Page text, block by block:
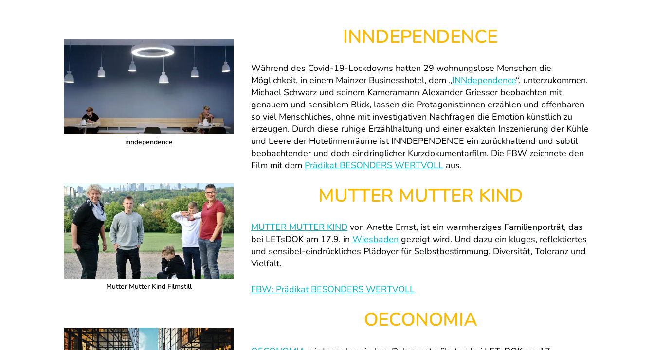
inndependence
Mutter Mutter Kind Filmstill
INNDEPENDENCE
Während des Covid-19-Lockdowns hatten 29 wohnungslose Menschen die
Möglichkeit, in einem Mainzer Businesshotel, dem „INNdependence“, unterzukommen.
Michael Schwarz und seinem Kameramann Alexander Griesser beobachten mit
genauem und sensiblem Blick, lassen die Protagonist:innen erzählen und offenbaren
so viel Menschliches, ohne mit investigativen Nachfragen die Emotion künstlich zu
erzeugen. Durch diese ruhige Erzählhaltung und einer exakten Inszenierung der Kühle
und Leere der Hotelinnenräume ist INNDEPENDENCE ein zurückhaltend und subtil
beobachtender und doch eindringlicher Kurzdokumentarfilm. Die FBW zeichnete den
Film mit dem Prädikat BESONDERS WERTVOLL aus.
MUTTER MUTTER KIND
MUTTER MUTTER KIND von Anette Ernst, ist ein warmherziges Familienporträt, das
bei LETsDOK am 17.9. in Wiesbaden gezeigt wird. Und dazu ein kluges, reflektiertes
und sensibel-eindrückliches Plädoyer für Selbstbestimmung, Diversität, Toleranz und
Vielfalt.
FBW: Prädikat BESONDERS WERTVOLL
OECONOMIA